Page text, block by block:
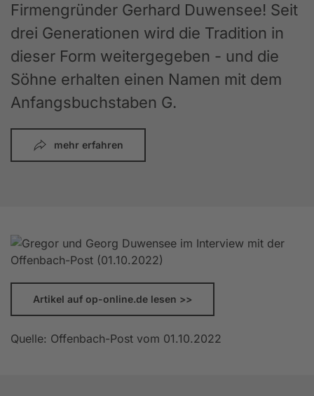
Firmengründer Gerhard Duwensee! Seit
drei Generationen wird die Tradition in
dieser Form weitergegeben - und die
Söhne erhalten einen Namen mit dem
Anfangsbuchstaben G.
mehr erfahren
Artikel auf op-online.de lesen >>
Quelle: Offenbach-Post vom 01.10.2022